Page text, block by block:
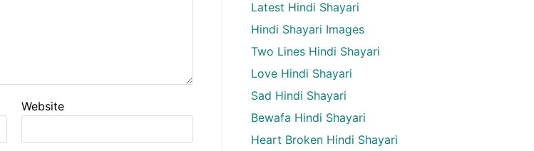
Website
Latest Hindi Shayari
Hindi Shayari Images
Two Lines Hindi Shayari
Love Hindi Shayari
Sad Hindi Shayari
Bewafa Hindi Shayari
Heart Broken Hindi Shayari